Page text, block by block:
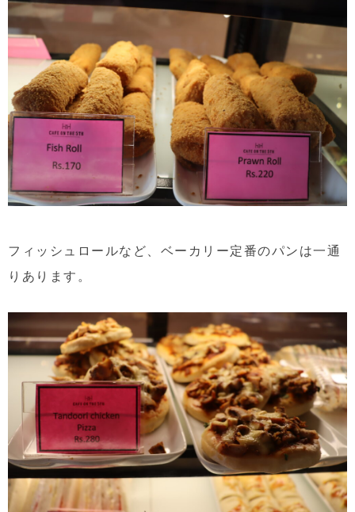
フィッシュロールなど、ベーカリー定番のパンは一通
りあります。